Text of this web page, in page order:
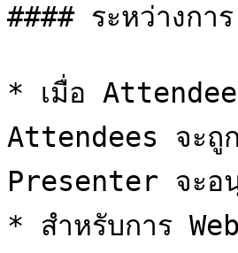
#### ระหว่างกา
* เมื่อ
Attendees จะถู
Presenter จะอ
* สำหรับการ